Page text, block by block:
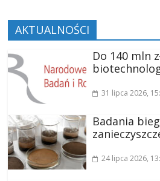
AKTUALNOŚCI
Do 140 mln
31 lipca 2026,
Badania
24 lipca 2026,